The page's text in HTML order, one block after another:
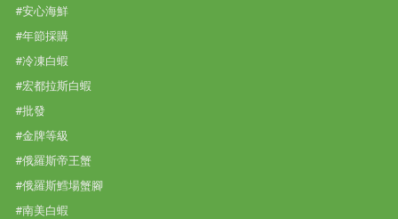
#安心海鮮
#年節採購
#冷凍白蝦
#宏都拉斯白蝦
#批發
#金牌等級
#俄羅斯帝王蟹
#俄羅斯鱈場蟹腳
#南美白蝦